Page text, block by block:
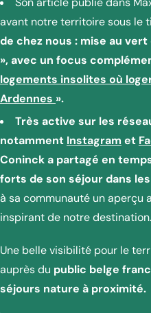
avant notre territoire sous le
de chez nous : mise au
», avec un focus
logements insolites où
Ardennes ».
Très active sur les
notamment Instagram et
Coninck a partagé en
forts de son séjour dans
à sa communauté un aperçu
inspirant de notre destination.
Une belle visibilité pour le
auprès du public belge
séjours nature à proximité.